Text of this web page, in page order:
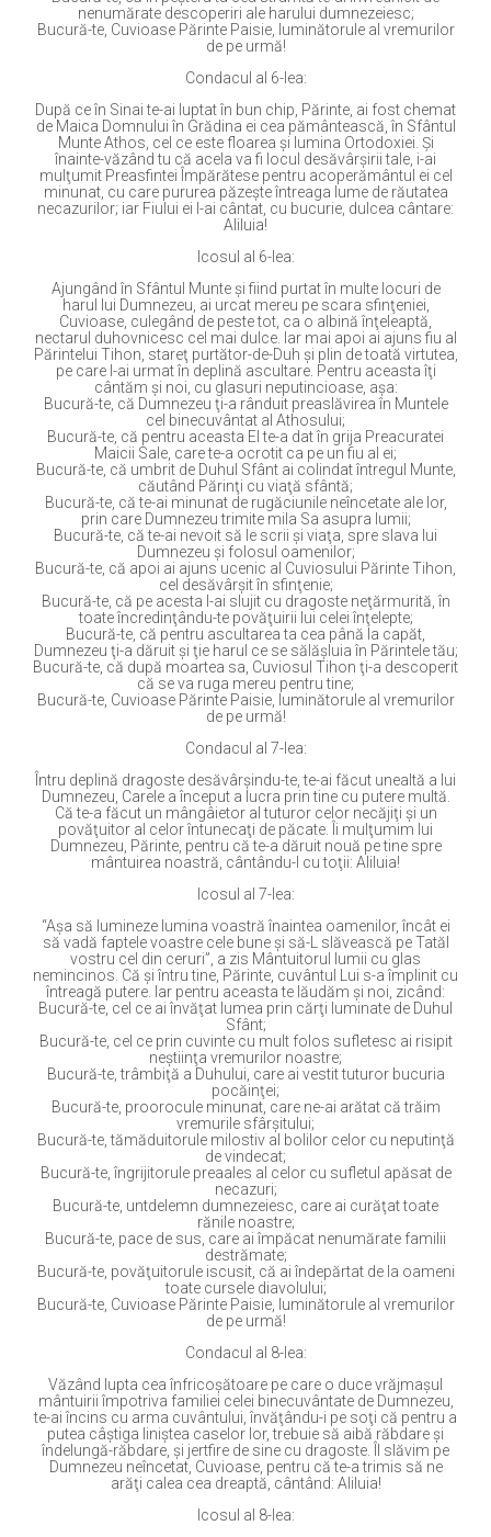
nenumărate descoperiri ale harului dumnezeiesc;
Bucură-te, Cuvioase Părinte Paisie, luminătorule al vremurilor
de pe urmă!
Condacul al 6-lea:
După ce în Sinai te-ai luptat în bun chip, Părinte, ai fost chemat
de Maica Domnului în Grădina ei cea pământească, în Sfântul
Munte Athos, cel ce este floarea şi lumina Ortodoxiei. Şi
înainte-văzând tu că acela va fi locul desăvârşirii tale, i-ai
mulţumit Preasfintei Împărătese pentru acoperământul ei cel
minunat, cu care pururea păzeşte întreaga lume de răutatea
necazurilor; iar Fiului ei I-ai cântat, cu bucurie, dulcea cântare:
Aliluia!
Icosul al 6-lea:
Ajungând în Sfântul Munte şi fiind purtat în multe locuri de
harul lui Dumnezeu, ai urcat mereu pe scara sfinţeniei,
Cuvioase, culegând de peste tot, ca o albină înţeleaptă,
nectarul duhovnicesc cel mai dulce. Iar mai apoi ai ajuns fiu al
Părintelui Tihon, stareţ purtător-de-Duh şi plin de toată virtutea,
pe care l-ai urmat în deplină ascultare. Pentru aceasta îţi
cântăm şi noi, cu glasuri neputincioase, aşa:
Bucură-te, că Dumnezeu ţi-a rânduit preaslăvirea în Muntele
cel binecuvântat al Athosului;
Bucură-te, că pentru aceasta El te-a dat în grija Preacuratei
Maicii Sale, care te-a ocrotit ca pe un fiu al ei;
Bucură-te, că umbrit de Duhul Sfânt ai colindat întregul Munte,
căutând Părinţi cu viaţă sfântă;
Bucură-te, că te-ai minunat de rugăciunile neîncetate ale lor,
prin care Dumnezeu trimite mila Sa asupra lumii;
Bucură-te, că te-ai nevoit să le scrii şi viaţa, spre slava lui
Dumnezeu şi folosul oamenilor;
Bucură-te, că apoi ai ajuns ucenic al Cuviosului Părinte Tihon,
cel desăvârşit în sfinţenie;
Bucură-te, că pe acesta l-ai slujit cu dragoste neţărmurită, în
toate încredinţându-te povăţuirii lui celei înţelepte;
Bucură-te, că pentru ascultarea ta cea până la capăt,
Dumnezeu ţi-a dăruit şi ţie harul ce se sălăşluia în Părintele tău;
Bucură-te, că după moartea sa, Cuviosul Tihon ţi-a descoperit
că se va ruga mereu pentru tine;
Bucură-te, Cuvioase Părinte Paisie, luminătorule al vremurilor
de pe urmă!
Condacul al 7-lea:
Întru deplină dragoste desăvârşindu-te, te-ai făcut unealtă a lui
Dumnezeu, Carele a început a lucra prin tine cu putere multă.
Că te-a făcut un mângâietor al tuturor celor necăjiţi şi un
povăţuitor al celor întunecaţi de păcate. Îi mulţumim lui
Dumnezeu, Părinte, pentru că te-a dăruit nouă pe tine spre
mântuirea noastră, cântându-I cu toţii: Aliluia!
Icosul al 7-lea:
“Aşa să lumineze lumina voastră înaintea oamenilor, încât ei
să vadă faptele voastre cele bune şi să-L slăvească pe Tatăl
vostru cel din ceruri”, a zis Mântuitorul lumii cu glas
nemincinos. Că şi întru tine, Părinte, cuvântul Lui s-a împlinit cu
întreagă putere. Iar pentru aceasta te lăudăm şi noi, zicând:
Bucură-te, cel ce ai învăţat lumea prin cărţi luminate de Duhul
Sfânt;
Bucură-te, cel ce prin cuvinte cu mult folos sufletesc ai risipit
neştiinţa vremurilor noastre;
Bucură-te, trâmbiţă a Duhului, care ai vestit tuturor bucuria
pocăinţei;
Bucură-te, proorocule minunat, care ne-ai arătat că trăim
vremurile sfârşitului;
Bucură-te, tămăduitorule milostiv al bolilor celor cu neputinţă
de vindecat;
Bucură-te, îngrijitorule preaales al celor cu sufletul apăsat de
necazuri;
Bucură-te, untdelemn dumnezeiesc, care ai curăţat toate
rănile noastre;
Bucură-te, pace de sus, care ai împăcat nenumărate familii
destrămate;
Bucură-te, povăţuitorule iscusit, că ai îndepărtat de la oameni
toate cursele diavolului;
Bucură-te, Cuvioase Părinte Paisie, luminătorule al vremurilor
de pe urmă!
Condacul al 8-lea:
Văzând lupta cea înfricoşătoare pe care o duce vrăjmaşul
mântuirii împotriva familiei celei binecuvântate de Dumnezeu,
te-ai încins cu arma cuvântului, învăţându-i pe soţi că pentru a
putea câştiga liniştea caselor lor, trebuie să aibă răbdare şi
îndelungă-răbdare, şi jertfire de sine cu dragoste. Îl slăvim pe
Dumnezeu neîncetat, Cuvioase, pentru că te-a trimis să ne
arăţi calea cea dreaptă, cântând: Aliluia!
Icosul al 8-lea: